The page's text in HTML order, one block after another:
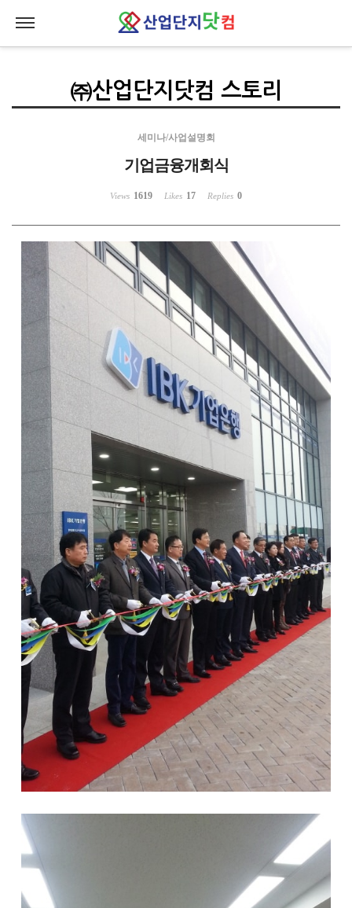
㈜산업단지닷컴 스토리
세미나/사업설명회
기업금융개회식
Views 1619 Likes 17 Replies 0